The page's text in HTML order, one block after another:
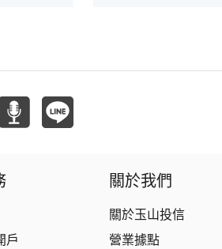
戶
關於我們
關於玉山投信
營業據點